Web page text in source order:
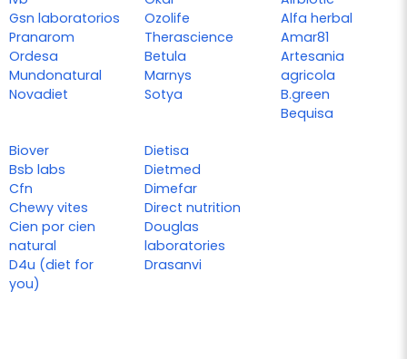
Gsn laboratorios
Pranarom
Ordesa
Mundonatural
Novadiet
Ozolife
Therascience
Betula
Marnys
Sotya
Alfa herbal
Amar81
Artesania
agricola
B.green
Bequisa
Biover
Bsb labs
Cfn
Chewy vites
Cien por cien
natural
D4u (diet for
you)
Dietisa
Dietmed
Dimefar
Direct nutrition
Douglas
laboratories
Drasanvi